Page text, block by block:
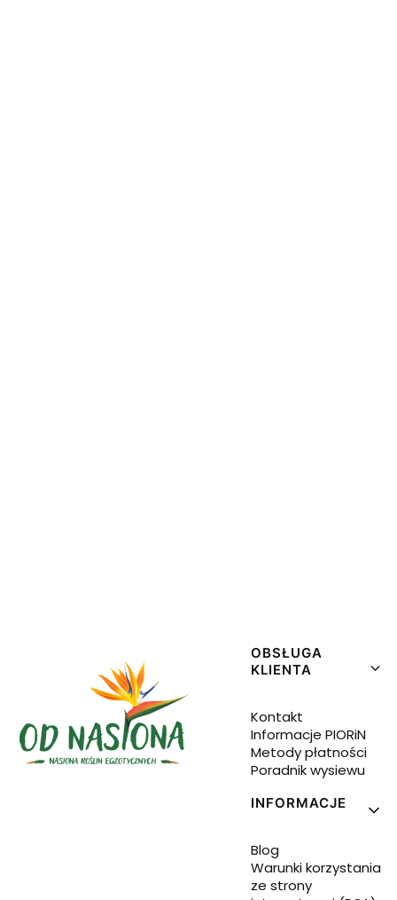
Linki w stopce
OBSŁUGA
KLIENTA
Kontakt
Informacje PIORiN
Metody płatności
Poradnik wysiewu
INFORMACJE
Blog
Warunki korzystania
ze strony